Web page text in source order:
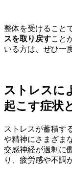
整体を受けること
スを取り戻すこと
いる方は、ぜひ一
ストレスに
起こす症状
ストレスが蓄積す
や精神にさまざま
交感神経が過剰に
り、疲労感や不調